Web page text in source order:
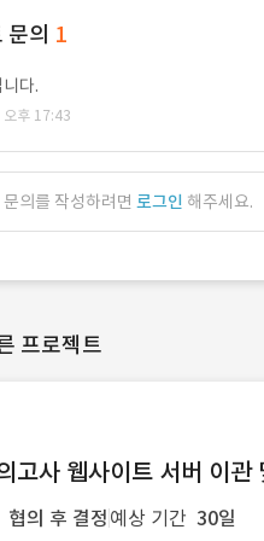
의 1
다.
후 17:43
의를 작성하려면 로그인 해주세요.
프로젝트
고사 웹사이트 서버 이관
협의 후 결정 예상 기간 30일